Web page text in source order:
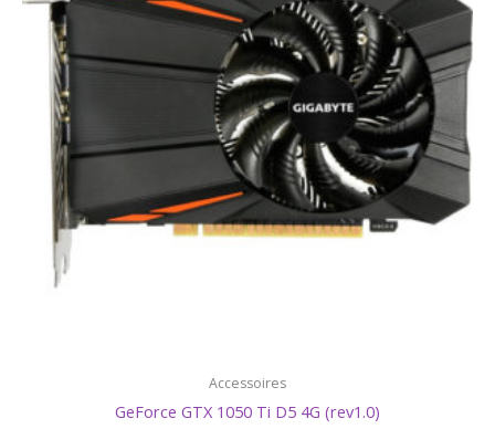
Accessoires
GeForce GTX 1050 Ti D5 4G (rev1.0)